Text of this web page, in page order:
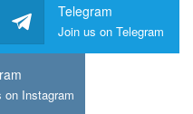
Telegram
Join us on Telegram
on Instagram